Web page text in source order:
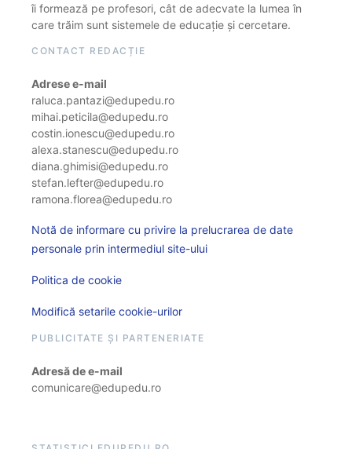
îi formează pe profesori, cât de adecvate la lumea în
care trăim sunt sistemele de educație și cercetare.
CONTACT REDACȚIE
Adrese e-mail
raluca.pantazi@edupedu.ro
mihai.peticila@edupedu.ro
costin.ionescu@edupedu.ro
alexa.stanescu@edupedu.ro
diana.ghimisi@edupedu.ro
stefan.lefter@edupedu.ro
ramona.florea@edupedu.ro
Notă de informare cu privire la prelucrarea de date
personale prin intermediul site-ului
Politica de cookie
Modifică setarile cookie-urilor
PUBLICITATE ȘI PARTENERIATE
Adresă de e-mail
comunicare@edupedu.ro